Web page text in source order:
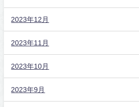
2023年12月
2023年11月
2023年10月
2023年9月